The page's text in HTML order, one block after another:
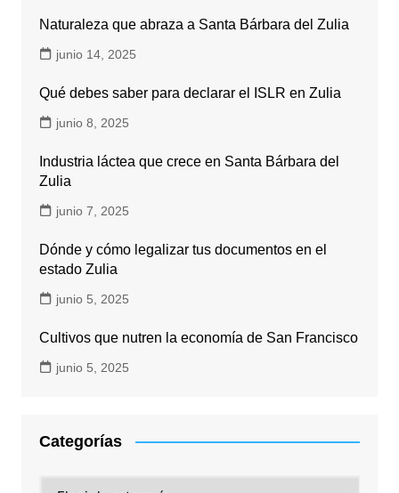
Naturaleza que abraza a Santa Bárbara del Zulia
junio 14, 2025
Qué debes saber para declarar el ISLR en Zulia
junio 8, 2025
Industria láctea que crece en Santa Bárbara del
Zulia
junio 7, 2025
Dónde y cómo legalizar tus documentos en el
estado Zulia
junio 5, 2025
Cultivos que nutren la economía de San Francisco
junio 5, 2025
Categorías